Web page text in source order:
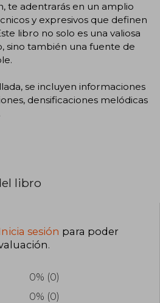
te adentrarás en un amplio
y expresivos que definen
libro no solo es una valiosa
sino también una fuente de
se incluyen informaciones
densificaciones melódicas
libro
sesión para poder
.
0% (0)
0% (0)